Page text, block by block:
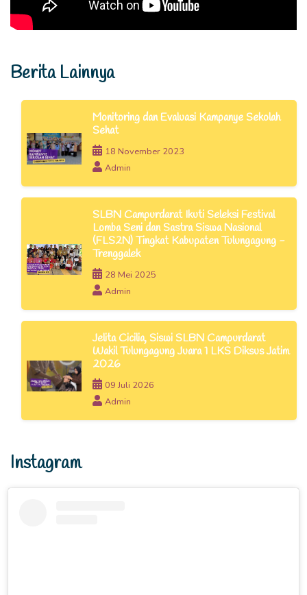
Berita Lainnya
Monitoring dan Evaluasi Kampanye Sekolah
Sehat
18 November 2023
Admin
SLBN Campurdarat Ikuti Seleksi Festival
Lomba Seni dan Sastra Siswa Nasional
(FLS2N) Tingkat Kabupaten Tulungagung -
Trenggalek
28 Mei 2025
Admin
Jelita Cicilia, Siswi SLBN Campurdarat
Wakil Tulungagung Juara 1 LKS Diksus Jatim
2026
09 Juli 2026
Admin
Instagram